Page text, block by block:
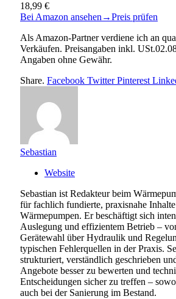
18,99 €
Bei Amazon ansehen→Preis prüfen
Als Amazon-Partner verdiene ich an
Verkäufen. Preisangaben inkl.
Angaben ohne Gewähr.
Share. Facebook Twitter Pinterest
Sebastian
Website
Sebastian ist Redakteur beim
für fachlich fundierte, praxisnahe
Wärmepumpen. Er beschäftigt sich
Auslegung und effizientem Betrieb –
Gerätewahl über Hydraulik und
typischen Fehlerquellen in der Praxis.
strukturiert, verständlich geschrieben
Angebote besser zu bewerten und
Entscheidungen sicher zu treffen –
auch bei der Sanierung im Bestand.